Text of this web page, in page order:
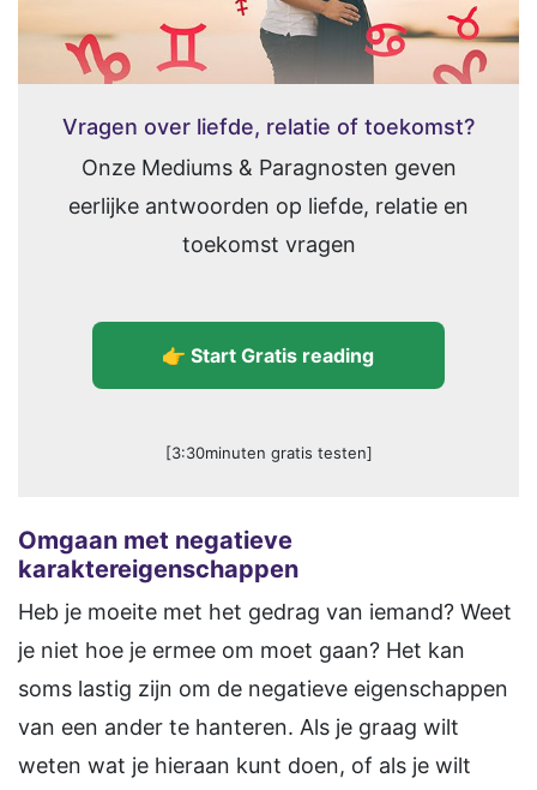
Vragen over liefde, relatie of toekomst?
Onze Mediums & Paragnosten geven
eerlijke antwoorden op liefde, relatie en
toekomst vragen
👉 Start Gratis reading
[3:30minuten gratis testen]
Omgaan met negatieve
karaktereigenschappen
Heb je moeite met het gedrag van iemand? Weet
je niet hoe je ermee om moet gaan? Het kan
soms lastig zijn om de negatieve eigenschappen
van een ander te hanteren. Als je graag wilt
weten wat je hieraan kunt doen, of als je wilt